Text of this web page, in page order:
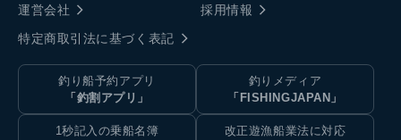
運営会社
採用情報
特定商取引法に基づく表記
釣り船予約アプリ
「釣割アプリ」
釣りメディア
「FISHINGJAPAN」
1秒記入の乗船名簿
改正遊漁船業法に対応